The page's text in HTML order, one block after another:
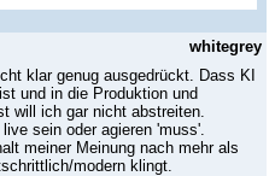
whitegrey
klar genug ausgedrückt. Dass KI
und in die Produktion und
will ich gar nicht abstreiten.
sein oder agieren 'muss'.
meiner Meinung nach mehr als
modern klingt.